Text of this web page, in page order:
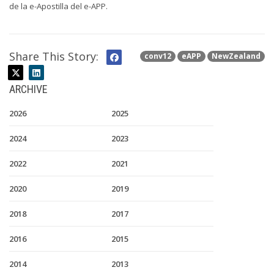
de la e-Apostilla del e-APP.
conv12 eAPP NewZealand
Share This Story:
ARCHIVE
2026 2025
2024 2023
2022 2021
2020 2019
2018 2017
2016 2015
2014 2013